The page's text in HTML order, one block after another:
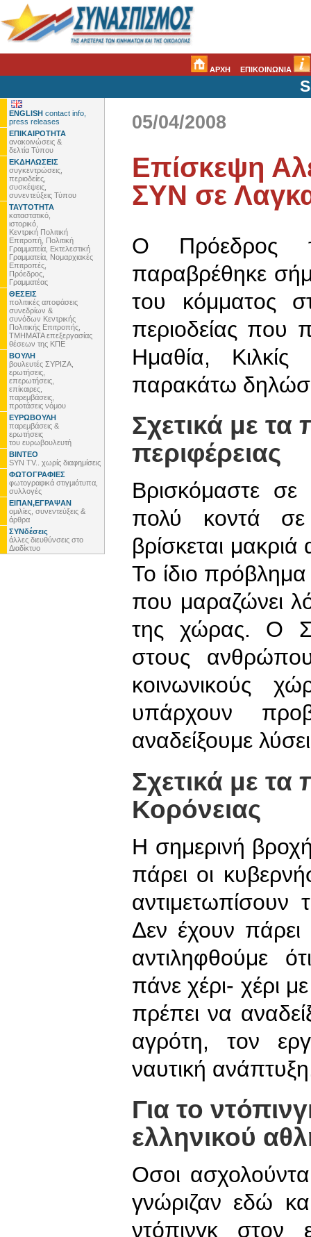
ΑΡΧΗ ΕΠΙΚΟΙΝΩΝΙΑ
ENGLISH contact info,
press releases
ΕΠΙΚΑΙΡΟΤΗΤΑ
ανακοινώσεις &
δελτία Τύπου
ΕΚΔΗΛΩΣΕΙΣ
συγκεντρώσεις,
περιοδείες,
συσκέψεις,
συνεντεύξεις Τύπου
ΤΑΥΤΟΤΗΤΑ
καταστατικό,
ιστορικό,
Κεντρική Πολιτική
Επιτροπή, Πολιτική
Γραμματεία, Εκτελεστική
Γραμματεία, Νομαρχιακές
Επιτροπές,
Πρόεδρος,
Γραμματέας
ΘΕΣΕΙΣ
πολιτικές αποφάσεις
συνεδρίων &
συνόδων Κεντρικής
Πολιτικής Επιτροπής,
ΤΜΗΜΑΤΑ επεξεργασίας
θέσεων της ΚΠΕ
ΒΟΥΛΗ
βουλευτές ΣΥΡΙΖΑ,
ερωτήσεις,
επερωτήσεις,
επίκαιρες,
παρεμβάσεις,
προτάσεις νόμου
ΕΥΡΩΒΟΥΛΗ
παρεμβάσεις &
ερωτήσεις
του ευρωβουλευτή
ΒΙΝΤΕΟ
SYN TV.. χωρίς διαφημίσεις
ΦΩΤΟΓΡΑΦΙΕΣ
φωτογραφικά στιγμιότυπα,
συλλογές
ΕΙΠΑΝ,ΕΓΡΑΨΑΝ
ομιλίες, συνεντεύξεις &
άρθρα
ΣΥΝδέσεις
άλλες διευθύνσεις στο
Διαδίκτυο
05/04/2008
Επίσκεψη
ΣΥΝ σε
Ο Πρόεδρος
παραβρέθηκε
του κόμματος
περιοδείας που
Ημαθία,
παρακάτω
Σχετικά με
περιφέρειας
Βρισκόμαστε σε
πολύ κοντά σε
βρίσκεται
Το ίδιο πρόβλημα
που μαραζώνει
της χώρας. Ο
στους
κοινωνικούς
υπάρχουν
αναδείξουμε
Σχετικά με
Κορόνειας
Η σημερινή
πάρει οι
Δεν έχουν
αντιληφθούμε
πάνε χέρι- χέρι
πρέπει να
αγρότη, τον
ναυτική
Για το
ελληνικού
Οσοι
γνώριζαν εδώ
ντόπινγκ στον